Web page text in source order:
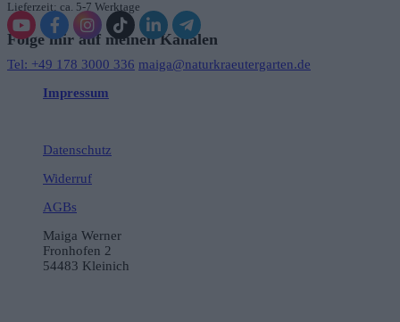
Lieferzeit: ca. 5-7 Werktage
Folge mir auf meinen Kanälen
Tel: +49 178 3000 336 maiga@naturkraeutergarten.de
Impressum
Datenschutz
Widerruf
AGBs
Maiga Werner
Fronhofen 2
54483 Kleinich